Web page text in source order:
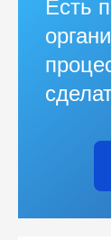
Есть